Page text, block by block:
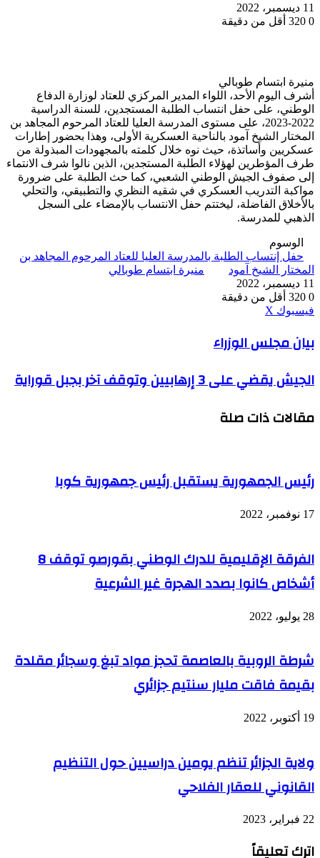
11 ديسمبر، 2022
0
أقل من دقيقة
منيرة ابتسام طوبالي
أشرف اليوم الأحد، اللواء المدير المركزي للعتاد لوزارة الدفاع
الوطني، على حفل انتساب الطلبة المستجدين، للسنة الدراسية
2022-2023، على مستوى المدرسة العليا للعتاد المرحوم المجاهد بن
المختار الشيخ آمود بالناحية العسكرية الأولى، وهذا بحضور إطارات
عسكريين وأساتذة، حيث نوه خلال كلمته بالمجهودات المبذولة من
طرف المؤطرين لهؤلاء الطلبة المستجدين، الذين نالوا شرف الانتماء
إلى صفوف الجيش الوطني الشعبي، كما حث الطلبة على ضرورة
مواكبة التدريب العسكري في شقيه النظري والتطبيقي، والتحلي
بالأخلاق الفاضلة، ليختتم حفل الانتساب بالإمضاء على السجل
الذهبي للمدرسة.
الوسوم
حفل إنتساب الطلبة بالمدرسة العليا للعتاد المرحوم المجاهد بن
المختار الشيخ آمود
منيرة ابتسام طوبالي
11 ديسمبر، 2022
0
أقل من دقيقة
فيسبوك ‫X
بيان
مجلس
بيان مجلس الوزراء
الجيش
يقضي
3
قوراية
الجيش يقضي على 3 إرهابيين وتوقف آخر بجبل قوراية
مقالات ذات صلة
رئيس الجمهورية يستقبل رئيس جمهورية كوبا
17 نوفمبر، 2022
الفرقة الإقليمية للدرك الوطني بقورصو توقف 8
أشخاص كانوا بصدد الهجرة غير الشرعية
28 يوليو، 2022
شرطة الروبية بالعاصمة تحجز مواد تبغ وسجائر مقلدة
بقيمة فاقت مليار سنتيم جزائري
19 أكتوبر، 2022
ولاية الجزائر تنظم يومين دراسيين حول التنظيم
القانوني للعقار الفلاحي
22 فبراير، 2023
اترك تعليقاً